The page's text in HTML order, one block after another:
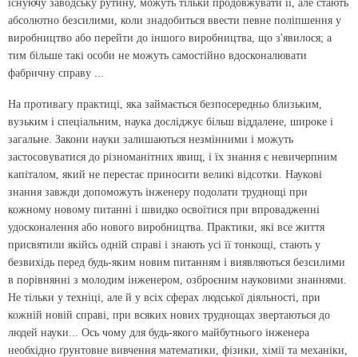
існуючу заводську рутину, можуть тільки продовжувати її, але стають
абсолютно безсилими, коли знадобиться ввести певне поліпшення у
виробництво або перейти до іншого виробництва, що з'явилося; а
тим більше такі особи не можуть самостійно вдосконалювати
фабричну справу ...
На противагу практиці, яка займається безпосередньо близьким,
вузьким і спеціальним, наука досліджує більш віддалене, широке і
загальне. Закони науки залишаються незмінними і можуть
застосовуватися до різноманітних явищ, і їх знання є невичерпним
капіталом, який не перестає приносити великі відсотки. Наукові
знання завжди допоможуть інженеру подолати труднощі при
кожному новому питанні і швидко освоїтися при впровадженні
удосконалення або нового виробництва. Практики, які все життя
присвятили якійсь одній справі і знають усі її тонкощі, стають у
безвихідь перед будь-яким новим питанням і виявляються безсилими
в порівнянні з молодим інженером, озброєним науковими знаннями.
Не тільки у техніці, але й у всіх сферах людської діяльності, при
кожній новій справі, при всяких нових труднощах звертаються до
людей науки... Ось чому для будь-якого майбутнього інженера
необхідно ґрунтовне вивчення математики, фізики, хімії та механіки,